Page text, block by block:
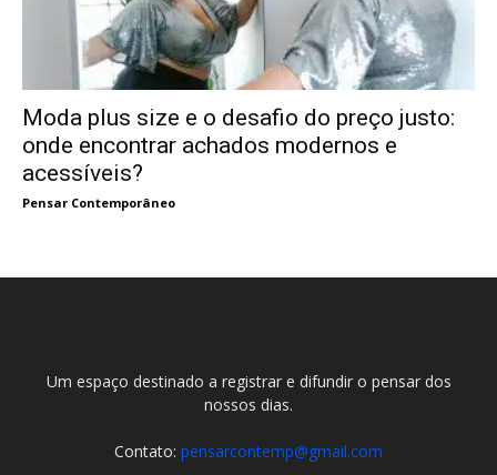
Moda plus size e o desafio do preço justo:
onde encontrar achados modernos e
acessíveis?
Pensar Contemporâneo
Um espaço destinado a registrar e difundir o pensar dos
nossos dias.
Contato: pensarcontemp@gmail.com